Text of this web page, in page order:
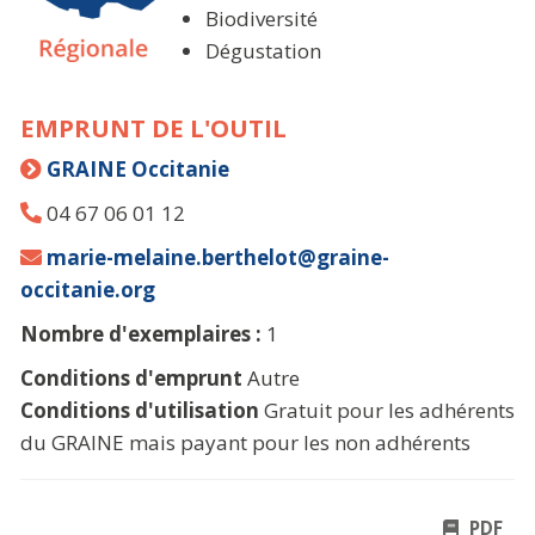
Biodiversité
Dégustation
EMPRUNT DE L'OUTIL
GRAINE Occitanie
04 67 06 01 12
marie-melaine.berthelot@graine-
occitanie.org
Nombre d'exemplaires : 1
Conditions d'emprunt Autre
Conditions d'utilisation Gratuit pour les adhérents
du GRAINE mais payant pour les non adhérents
PDF